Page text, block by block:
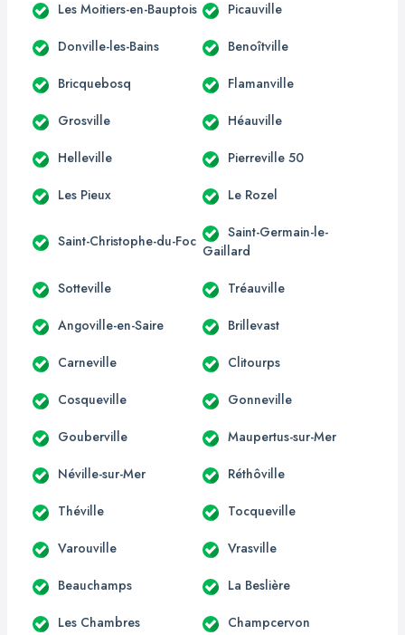
Les Moitiers-en-Bauptois Picauville
Donville-les-Bains Benoîtville
Bricquebosq Flamanville
Grosville Héauville
Helleville Pierreville 50
Les Pieux Le Rozel
Saint-Christophe-du-Foc
Saint-Germain-le-
Gaillard
Sotteville Tréauville
Angoville-en-Saire Brillevast
Carneville Clitourps
Cosqueville Gonneville
Gouberville Maupertus-sur-Mer
Néville-sur-Mer Réthôville
Théville Tocqueville
Varouville Vrasville
Beauchamps La Beslière
Les Chambres Champcervon